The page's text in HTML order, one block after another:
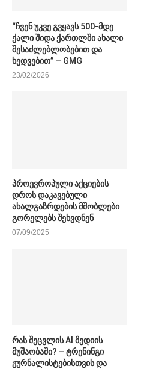
“ჩვენ უკვე გვყავს 500-მდე
ქალი შიდა ქართლში ახალი
შესაძლებლობებით და
ხედვებით” – GMG
23/02/2026
პროევროპული აქციების
დროს დაკავებული
ახალგაზრდების მშობლები
გორელებს შეხვდნენ
07/09/2025
რას შეცვლის AI მედიის
მუშაობაში? – ტრენინგი
ჟურნალისტებისთვის და